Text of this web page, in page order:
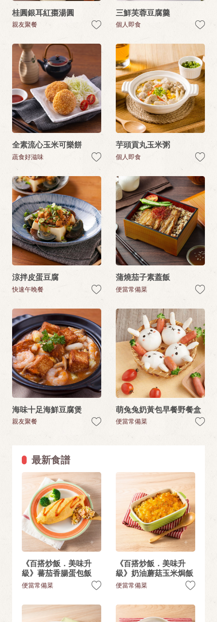
桂圓銀耳紅棗湯圓
親友聚餐
三鮮芙蓉豆腐羹
個人即食
全素流心玉米可樂餅
蔬食好滋味
芋頭貢丸玉米粥
個人即食
涼拌皮蛋豆腐
快速午晚餐
蒲燒茄子素蓋飯
便當常備菜
海味十足海鮮豆腐煲
親友聚餐
萌兔兔奶黃包早餐野餐盒
便當常備菜
最新食譜
《百搭炒飯．美味升
級》蕃茄香腸蛋包飯
便當常備菜
《百搭炒飯．美味升
級》奶油蘑菇玉米焗飯
便當常備菜